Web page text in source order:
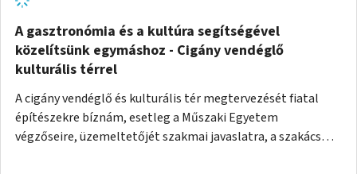
A gasztronómia és a kultúra segítségével
közelítsünk egymáshoz - Cigány vendéglő
kulturális térrel
A cigány vendéglő és kulturális tér megtervezését fiatal
építészekre bíznám, esetleg a Műszaki Egyetem
végzőseire, üzemeltetőjét szakmai javaslatra, a szakács